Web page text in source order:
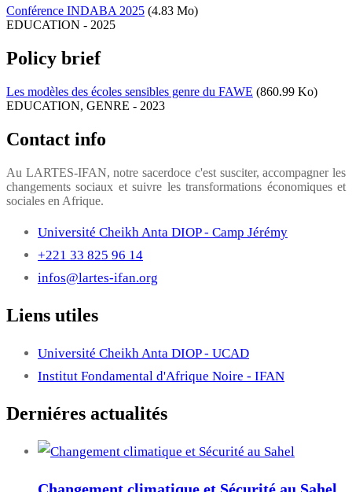
Conférence INDABA 2025 (4.83 Mo)
EDUCATION - 2025
Policy brief
Les modèles des écoles sensibles genre du FAWE (860.99 Ko)
EDUCATION, GENRE - 2023
Contact info
Au LARTES-IFAN, notre sacerdoce c'est susciter, accompagner les
changements sociaux et suivre les transformations économiques et
sociales en Afrique.
Université Cheikh Anta DIOP - Camp Jérémy
+221 33 825 96 14
infos@lartes-ifan.org
Liens utiles
Université Cheikh Anta DIOP - UCAD
Institut Fondamental d'Afrique Noire - IFAN
Derniéres actualités